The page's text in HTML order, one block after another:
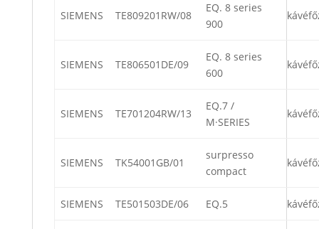
SIEMENS TE809201RW/08
EQ. 8 series
900
SIEMENS TE806501DE/09
EQ. 8 series
600
SIEMENS TE701204RW/13
EQ.7 /
M·SERIES
SIEMENS TK54001GB/01
surpresso
compact
SIEMENS TE501503DE/06 EQ.5